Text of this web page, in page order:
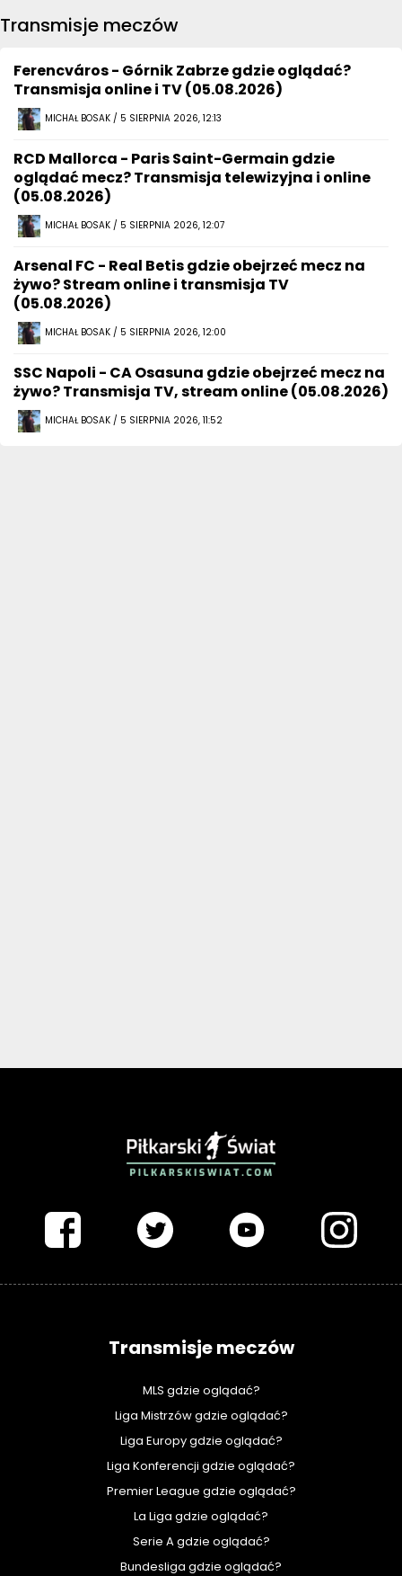
Transmisje meczów
Ferencváros - Górnik Zabrze gdzie oglądać?
Transmisja online i TV (05.08.2026)
MICHAŁ BOSAK / 5 SIERPNIA 2026, 12:13
RCD Mallorca - Paris Saint-Germain gdzie
oglądać mecz? Transmisja telewizyjna i online
(05.08.2026)
MICHAŁ BOSAK / 5 SIERPNIA 2026, 12:07
Arsenal FC - Real Betis gdzie obejrzeć mecz na
żywo? Stream online i transmisja TV
(05.08.2026)
MICHAŁ BOSAK / 5 SIERPNIA 2026, 12:00
SSC Napoli - CA Osasuna gdzie obejrzeć mecz na
żywo? Transmisja TV, stream online (05.08.2026)
MICHAŁ BOSAK / 5 SIERPNIA 2026, 11:52
Transmisje meczów
MLS gdzie oglądać?
Liga Mistrzów gdzie oglądać?
Liga Europy gdzie oglądać?
Liga Konferencji gdzie oglądać?
Premier League gdzie oglądać?
La Liga gdzie oglądać?
Serie A gdzie oglądać?
Bundesliga gdzie oglądać?